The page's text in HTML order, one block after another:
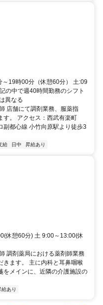
19時00分（休憩60分） 土:09
の中で週40時間勤務のシフト
異なる
店舗にて調剤業務、服薬指
す。 アクセス：西武有楽町
副都心線 小竹向原駅より徒歩3
給 日中 昇給あり
休憩60分) 土 9:00～13:00(休
調剤薬局における薬剤師業務
きます。 主に内科と耳鼻咽喉
をメインに、近隣の介護施設の
給あり